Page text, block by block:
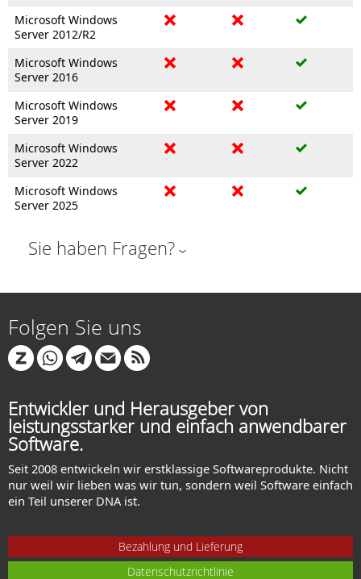
Microsoft Windows
Server 2012/R2
Microsoft Windows
Server 2016
Microsoft Windows
Server 2019
Microsoft Windows
Server 2022
Microsoft Windows
Server 2025
Sie haben Fragen?
Folgen Sie uns
Entwickler und Herausgeber von
leistungsstarker und einfach anwendbarer
Software.
Seit 2008 entwickeln wir erstklassige Softwareprodukte. Nicht
nur weil wir lieben was wir tun, sondern weil Software einfach
ein Teil unserer DNA ist.
Bezahlung und Lieferung
Datenschutzrichtlinie